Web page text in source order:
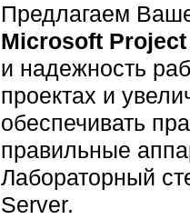
Предлагаем
Microsoft
и надежность
проектах и
обеспечивать
правильные
Лабораторный
Server.